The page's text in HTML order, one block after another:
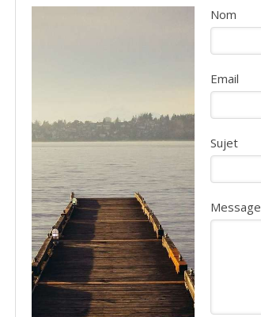
Nom
Email
Sujet
Message